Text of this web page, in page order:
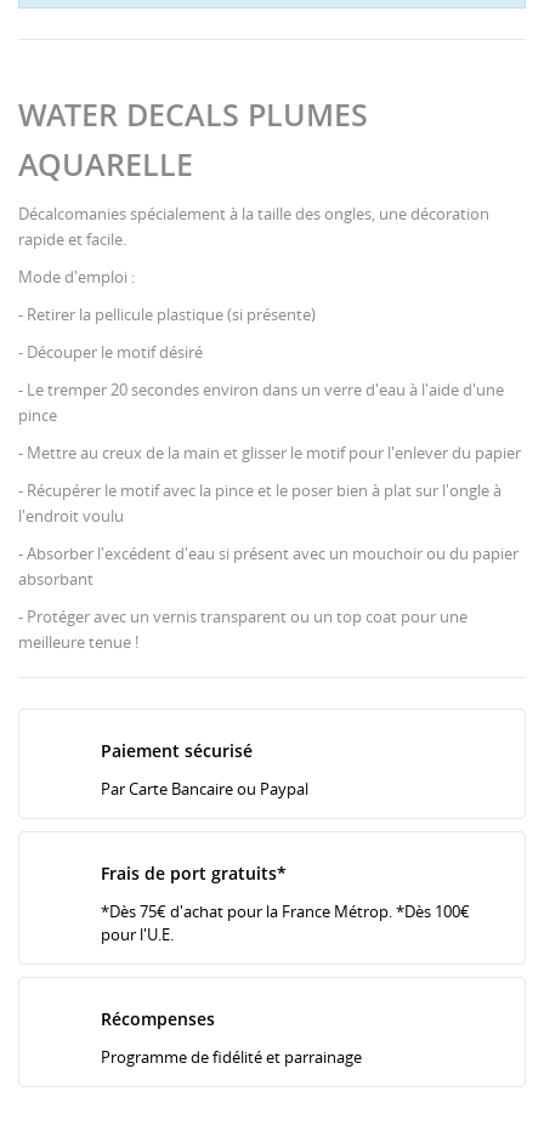
WATER DECALS PLUMES
AQUARELLE
Décalcomanies spécialement à la taille des ongles, une décoration
rapide et facile.
Mode d'emploi :
- Retirer la pellicule plastique (si présente)
- Découper le motif désiré
- Le tremper 20 secondes environ dans un verre d'eau à l'aide d'une
pince
- Mettre au creux de la main et glisser le motif pour l'enlever du papier
- Récupérer le motif avec la pince et le poser bien à plat sur l'ongle à
l'endroit voulu
- Absorber l'excédent d'eau si présent avec un mouchoir ou du papier
absorbant
- Protéger avec un vernis transparent ou un top coat pour une
meilleure tenue !
Paiement sécurisé
Par Carte Bancaire ou Paypal
Frais de port gratuits*
*Dès 75€ d'achat pour la France Métrop. *Dès 100€
pour l'U.E.
Récompenses
Programme de fidélité et parrainage